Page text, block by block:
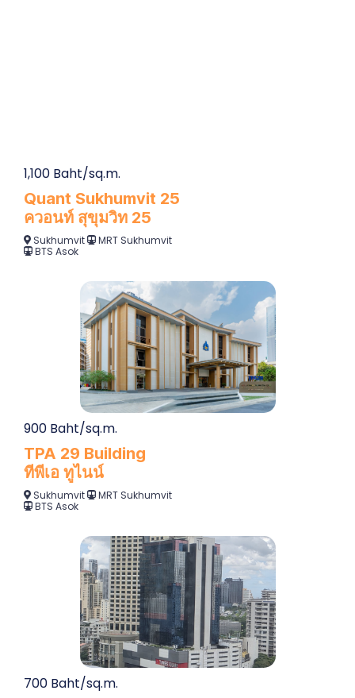
1,100 Baht/sq.m.
Quant Sukhumvit 25
ควอนท์ สุขุมวิท 25
Sukhumvit
MRT Sukhumvit
BTS Asok
900 Baht/sq.m.
TPA 29 Building
ทีพีเอ ทูไนน์
Sukhumvit
MRT Sukhumvit
BTS Asok
700 Baht/sq.m.